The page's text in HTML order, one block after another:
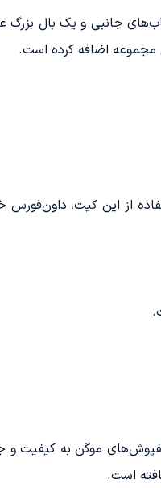
جانبی و یک بال
کفپوش‌های موگن به کیفیت